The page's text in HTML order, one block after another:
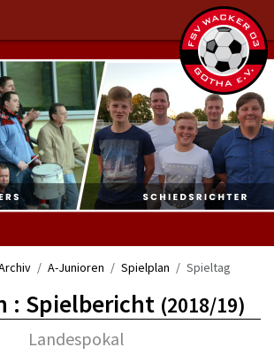
A-Junioren Spielplan Spieltag
: Spielbericht (2018/19)
Landespokal